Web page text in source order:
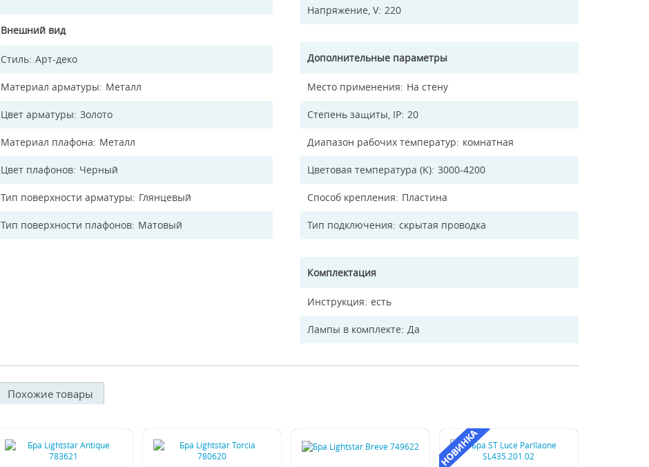
Внешний вид
Стиль Арт-деко
Материал арматуры Металл
Цвет арматуры Золото
Материал плафона Металл
Цвет плафонов Черный
Тип поверхности арматуры Глянцевый
Тип поверхности плафонов Матовый
Напряжение, V 220
Дополнительные параметры
Место применения На стену
Степень защиты, IP 20
Диапазон рабочих температур комнатная
Цветовая температура (K) 3000-4200
Способ крепления Пластина
Тип подключения скрытая проводка
Комплектация
Инструкция есть
Лампы в комплекте Да
Похожие товары